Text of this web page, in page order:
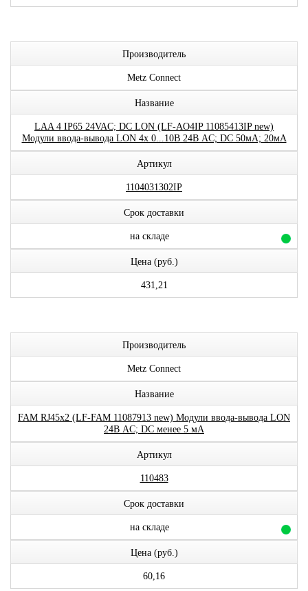
Производитель
Metz Connect
Название
LAA 4 IP65 24VAC; DC LON (LF-AO4IP 11085413IP new)
Модули ввода-вывода LON 4x 0...10В 24В AC; DC 50мА; 20мА
Артикул
1104031302IP
Срок доставки
на складе
Цена (руб.)
431,21
Производитель
Metz Connect
Название
FAM RJ45x2 (LF-FAM 11087913 new) Модули ввода-вывода LON
24В AC; DC менее 5 мА
Артикул
110483
Срок доставки
на складе
Цена (руб.)
60,16